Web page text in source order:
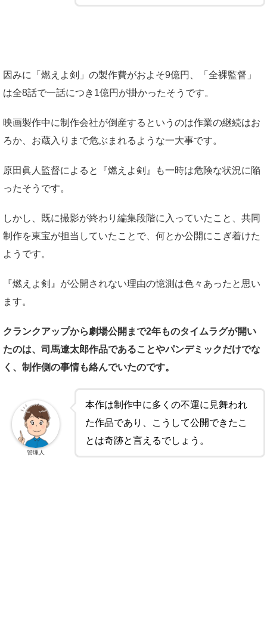
因みに「燃えよ剣」の製作費がおよそ9億円、「全裸監督」
は全8話で一話につき1億円が掛かったそうです。
映画製作中に制作会社が倒産するというのは作業の継続はお
ろか、お蔵入りまで危ぶまれるような一大事です。
原田眞人監督によると『燃えよ剣』も一時は危険な状況に陥
ったそうです。
しかし、既に撮影が終わり編集段階に入っていたこと、共同
制作を東宝が担当していたことで、何とか公開にこぎ着けた
ようです。
『燃えよ剣』が公開されない理由の憶測は色々あったと思い
ます。
クランクアップから劇場公開まで2年ものタイムラグが開い
たのは、司馬遼太郎作品であることやパンデミックだけでな
く、制作側の事情も絡んでいたのです。
本作は制作中に多くの不運に見舞われ
た作品であり、こうして公開できたこ
とは奇跡と言えるでしょう。
管理人